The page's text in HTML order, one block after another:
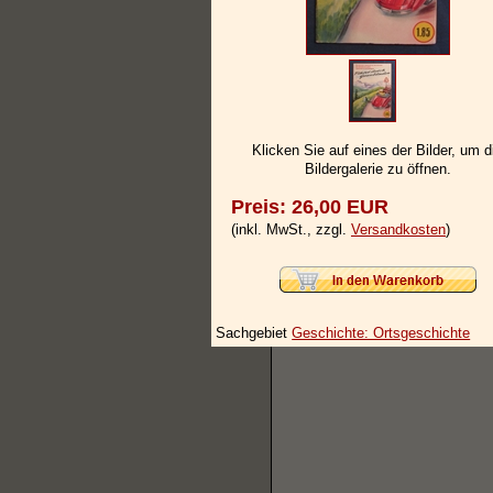
Klicken Sie auf eines der Bilder, um
Bildergalerie zu öffnen.
Preis: 26,00 EUR
(inkl. MwSt., zzgl. Versandkosten)
SachgebietGeschichte: Ortsgeschichte